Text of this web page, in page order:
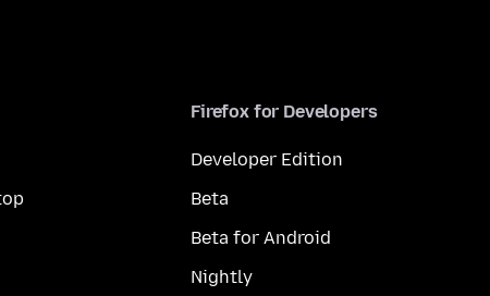
Firefox for Developers
Developer Edition
Beta
Beta for Android
Nightly